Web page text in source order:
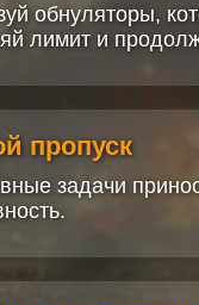
обнуляторы,
лимит и
пропуск
задачи